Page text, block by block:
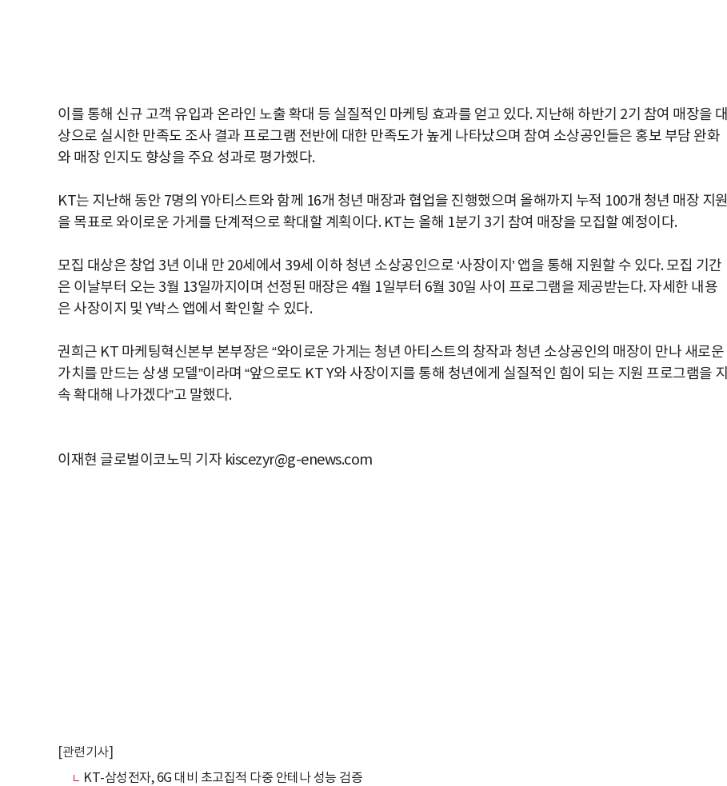
이를 통해 신규 고객 유입과 온라인 노출 확대 등 실질적인 마케팅 효과를 얻고 있다. 지난해 하반기 2기 참여 매장을 대
상으로 실시한 만족도 조사 결과 프로그램 전반에 대한 만족도가 높게 나타났으며 참여 소상공인들은 홍보 부담 완화
와 매장 인지도 향상을 주요 성과로 평가했다.
KT는 지난해 동안 7명의 Y아티스트와 함께 16개 청년 매장과 협업을 진행했으며 올해까지 누적 100개 청년 매장 지원
을 목표로 와이로운 가게를 단계적으로 확대할 계획이다. KT는 올해 1분기 3기 참여 매장을 모집할 예정이다.
모집 대상은 창업 3년 이내 만 20세에서 39세 이하 청년 소상공인으로 ‘사장이지’ 앱을 통해 지원할 수 있다. 모집 기간
은 이날부터 오는 3월 13일까지이며 선정된 매장은 4월 1일부터 6월 30일 사이 프로그램을 제공받는다. 자세한 내용
은 사장이지 및 Y박스 앱에서 확인할 수 있다.
권희근 KT 마케팅혁신본부 본부장은 “와이로운 가게는 청년 아티스트의 창작과 청년 소상공인의 매장이 만나 새로운
가치를 만드는 상생 모델”이라며 “앞으로도 KT Y와 사장이지를 통해 청년에게 실질적인 힘이 되는 지원 프로그램을 지
속 확대해 나가겠다”고 말했다.
이재현 글로벌이코노믹 기자 kiscezyr@g-enews.com
[관련기사]
KT-삼성전자, 6G 대비 초고집적 다중 안테나 성능 검증